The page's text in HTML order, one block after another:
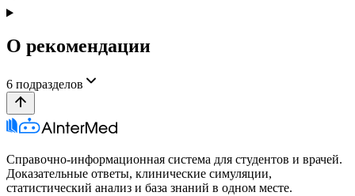
О рекомендации
6 подразделов
Справочно-информационная система для студентов и врачей.
Доказательные ответы, клинические симуляции,
статистический анализ и база знаний в одном месте.